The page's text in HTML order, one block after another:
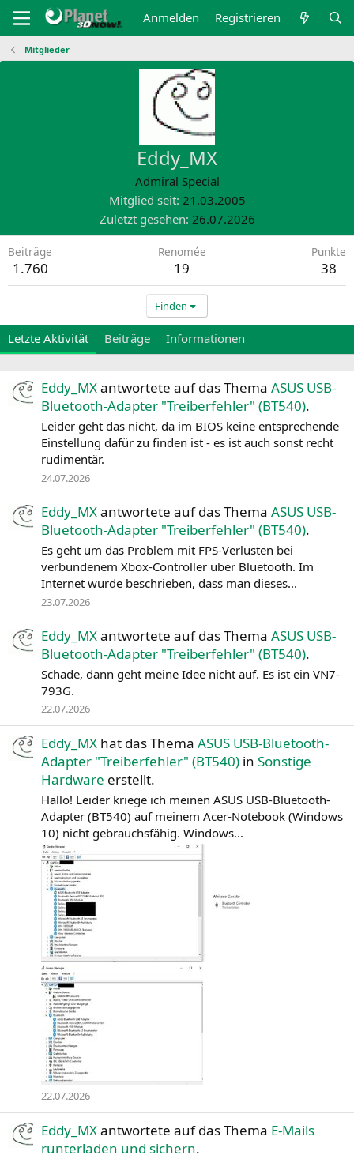
Anmelden Registrieren
Mitglieder
Eddy_MX
Admiral Special
Mitglied seit 21.03.2005
Zuletzt gesehen 26.07.2026
Beiträge
1.760
Renomée
19
Punkte
38
Finden
Letzte Aktivität Beiträge Informationen
Eddy_MXantwortete auf das Thema ASUS USB-
Bluetooth-Adapter "Treiberfehler" (BT540).
Leider geht das nicht, da im BIOS keine entsprechende
Einstellung dafür zu finden ist - es ist auch sonst recht
rudimentär.
24.07.2026
Eddy_MXantwortete auf das Thema ASUS USB-
Bluetooth-Adapter "Treiberfehler" (BT540).
Es geht um das Problem mit FPS-Verlusten bei
verbundenem Xbox-Controller über Bluetooth. Im
Internet wurde beschrieben, dass man dieses...
23.07.2026
Eddy_MXantwortete auf das Thema ASUS USB-
Bluetooth-Adapter "Treiberfehler" (BT540).
Schade, dann geht meine Idee nicht auf. Es ist ein VN7-
793G.
22.07.2026
Eddy_MX hat das Thema ASUS USB-Bluetooth-
Adapter "Treiberfehler" (BT540) in Sonstige
Hardware erstellt.
Hallo! Leider kriege ich meinen ASUS USB-Bluetooth-
Adapter (BT540) auf meinem Acer-Notebook (Windows
10) nicht gebrauchsfähig. Windows...
22.07.2026
Eddy_MXantwortete auf das Thema E-Mails
runterladen und sichern.